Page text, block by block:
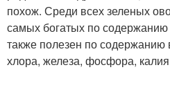
похож. Среди всех зеленых
самых богатых по содержанию
также полезен по содержанию
хлора, железа, фосфора,